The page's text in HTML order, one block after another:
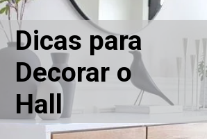
Dicas para
Decorar o
Hall